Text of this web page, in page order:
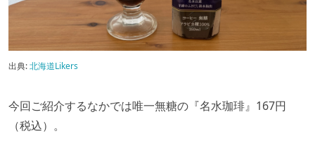
出典:北海道Likers
今回ご紹介するなかでは唯一無糖の『名水珈琲』167円
（税込）。